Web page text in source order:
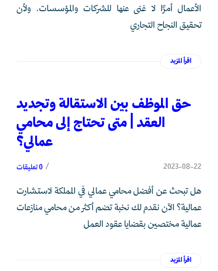
الأعمال أمرًا لا غنى عنها للشركات والمؤسسات. ولأن
تحقيق النجاح التجاري
اقرأ المزيد
حق الموظف بين الاستقالة وتجديد
العقد | متى تحتاج إلى محامي
عمالي؟
2023-08-22
/ 0 تعليقات
هل تبحث عن أفضل محامي عمالي في المملكة لاستشارت
عمالية؟ الآن نقدم لك نخبة تضم أكثر من محامي منازعات
عمالية مختصين بقضايا عقود العمل
اقرأ المزيد